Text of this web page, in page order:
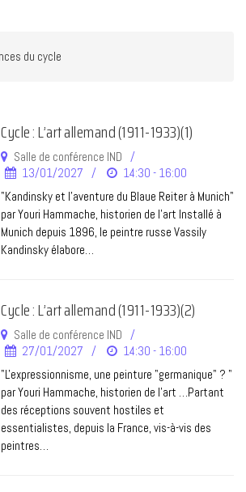
Cycle : L’art allemand (1911-1933)(1)
Salle de conférence IND
13/01/2027
14:30 - 16:00
"Kandinsky et l'aventure du Blaue Reiter à Munich"
par Youri Hammache, historien de l’art Installé à
Munich depuis 1896, le peintre russe Vassily
Kandinsky élabore…
Cycle : L’art allemand (1911-1933)(2)
Salle de conférence IND
27/01/2027
14:30 - 16:00
"L'expressionnisme, une peinture "germanique" ? "
par Youri Hammache, historien de l’art …Partant
des réceptions souvent hostiles et
essentialistes, depuis la France, vis-à-vis des
peintres…